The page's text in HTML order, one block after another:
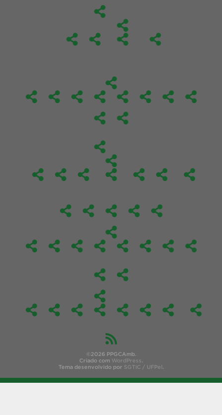
©2026 PPGCAmb.
Criado com WordPress.
Tema desenvolvido por SGTIC / UFPel.